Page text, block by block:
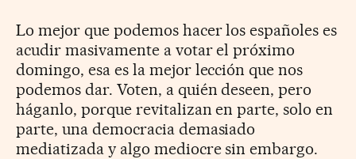
Lo mejor que podemos hacer los españoles es
acudir masivamente a votar el próximo
domingo, esa es la mejor lección que nos
podemos dar. Voten, a quién deseen, pero
háganlo, porque revitalizan en parte, solo en
parte, una democracia demasiado
mediatizada y algo mediocre sin embargo.